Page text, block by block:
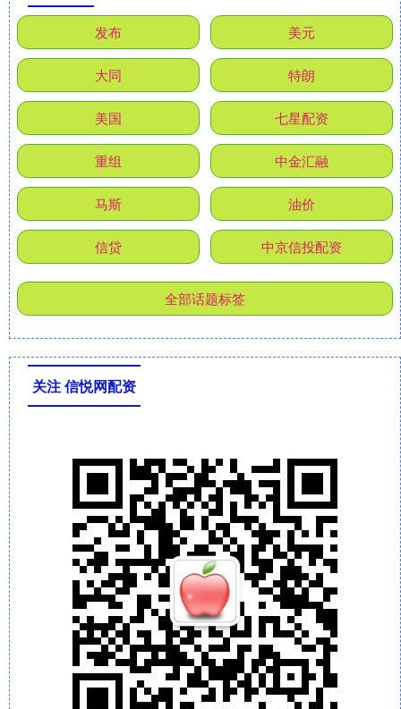
发布 美元
大同 特朗
美国 七星配资
重组 中金汇融
马斯 油价
信贷 中京信投配资
全部话题标签
关注 信悦网配资